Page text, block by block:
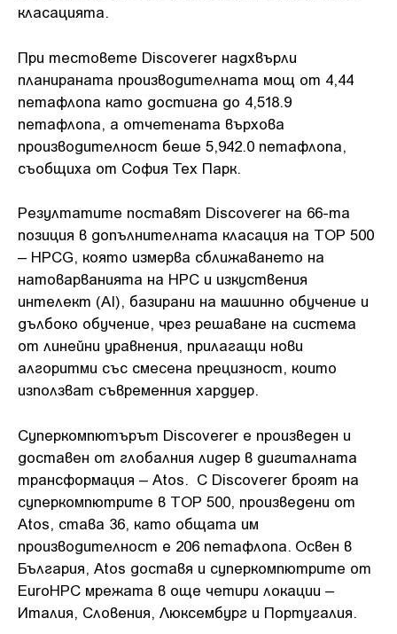
класацията.
При тестовете Discoverer надхвърли
планираната производителната мощ от 4,44
петафлопа като достигна до 4,518.9
петафлопа, а отчетената върхова
производителност беше 5,942.0 петафлопа,
съобщиха от София Тех Парк.
Резултатите поставят Discoverer на 66-та
позиция в допълнителната класация на TOP 500
– HPCG, която измерва сближаването на
натоварванията на HPC и изкуствения
интелект (AI), базирани на машинно обучение и
дълбоко обучение, чрез решаване на система
от линейни уравнения, прилагащи нови
алгоритми със смесена прецизност, които
използват съвременния хардуер.
Суперкомпютърът Discoverer е произведен и
доставен от глобалния лидер в дигиталната
трансформация – Atos. С Discoverer броят на
суперкомпютрите в TOP 500, произведени от
Atos, става 36, като общата им
производителност е 206 петафлопа. Освен в
България, Atos доставя и суперкомпютрите от
EuroHPC мрежата в още четири локации –
Италия, Словения, Люксембург и Португалия.